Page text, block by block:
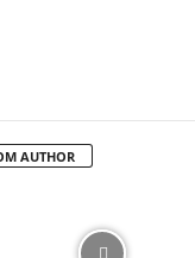
AUTHOR